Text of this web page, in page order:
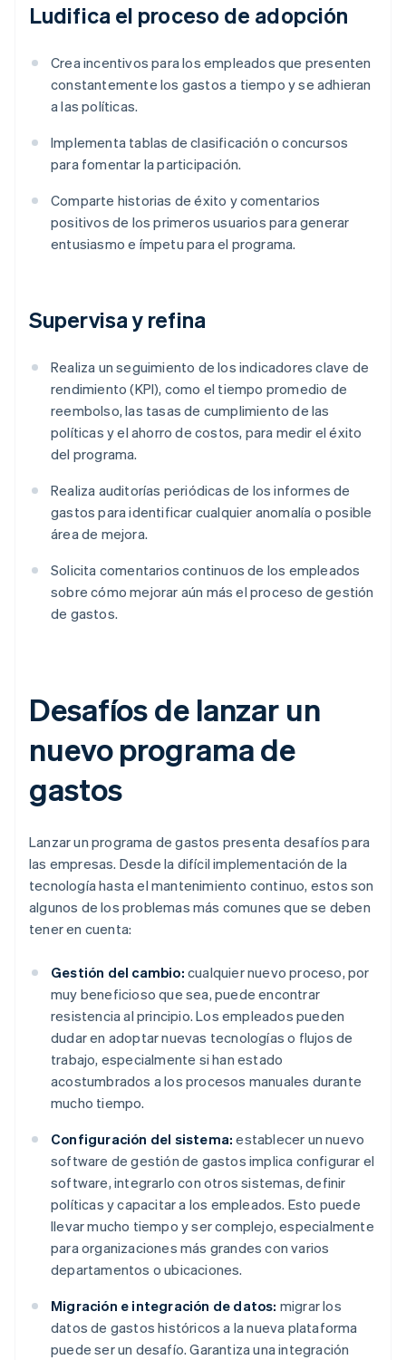
Ludifica el proceso de adopción
Crea incentivos para los empleados que presenten
constantemente los gastos a tiempo y se adhieran
a las políticas.
Implementa tablas de clasificación o concursos
para fomentar la participación.
Comparte historias de éxito y comentarios
positivos de los primeros usuarios para generar
entusiasmo e ímpetu para el programa.
Supervisa y refina
Realiza un seguimiento de los indicadores clave de
rendimiento (KPI), como el tiempo promedio de
reembolso, las tasas de cumplimiento de las
políticas y el ahorro de costos, para medir el éxito
del programa.
Realiza auditorías periódicas de los informes de
gastos para identificar cualquier anomalía o posible
área de mejora.
Solicita comentarios continuos de los empleados
sobre cómo mejorar aún más el proceso de gestión
de gastos.
Desafíos de lanzar un
nuevo programa de
gastos
Lanzar un programa de gastos presenta desafíos para
las empresas. Desde la difícil implementación de la
tecnología hasta el mantenimiento continuo, estos son
algunos de los problemas más comunes que se deben
tener en cuenta:
Gestión del cambio: cualquier nuevo proceso, por
muy beneficioso que sea, puede encontrar
resistencia al principio. Los empleados pueden
dudar en adoptar nuevas tecnologías o flujos de
trabajo, especialmente si han estado
acostumbrados a los procesos manuales durante
mucho tiempo.
Configuración del sistema: establecer un nuevo
software de gestión de gastos implica configurar el
software, integrarlo con otros sistemas, definir
políticas y capacitar a los empleados. Esto puede
llevar mucho tiempo y ser complejo, especialmente
para organizaciones más grandes con varios
departamentos o ubicaciones.
Migración e integración de datos: migrar los
datos de gastos históricos a la nueva plataforma
puede ser un desafío. Garantiza una integración